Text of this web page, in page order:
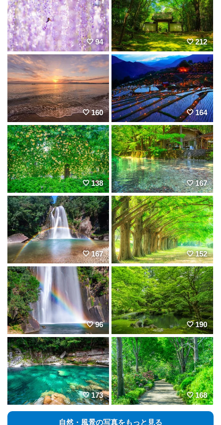
94 212
160 164
138 167
167 152
96 190
173 168
自然・風景の写真をもっと見る